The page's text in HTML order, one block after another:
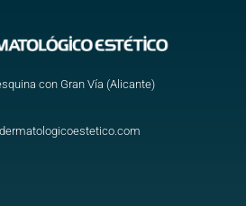
con Gran Vía (Alicante)